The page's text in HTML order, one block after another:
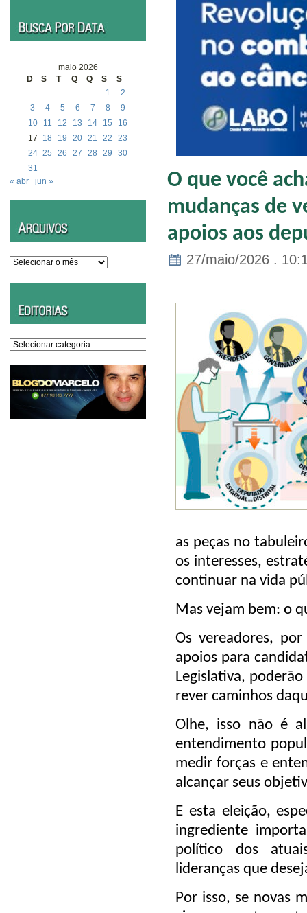
maio 2026
D
S T Q Q S
S
1
2
3
4 5 6 7 8
9
10
11 12 13 14 15
16
17
18 19 20 21 22
23
24 25 26 27 28 29
30
31
« abr
jun »
Arquivos
Editorias
O que você
mudanças de
apoios aos
27/maio/2026 .
as peças no
os interesses,
continuar na vida
Mas vejam bem: o
Os vereadores,
apoios para
Legislativa,
rever caminhos
Olhe, isso não é
entendimento
medir forças e
alcançar seus
E esta eleição,
ingrediente
político dos
lideranças que
Por isso, se novas